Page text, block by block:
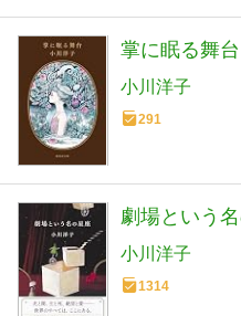
掌に眠る舞
小川洋子
291
劇場という
小川洋子
1314